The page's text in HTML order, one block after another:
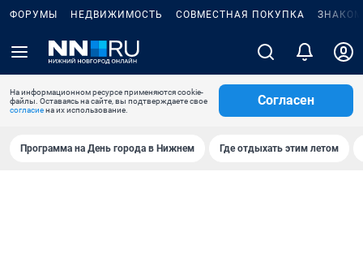
ФОРУМЫ НЕДВИЖИМОСТЬ СОВМЕСТНАЯ ПОКУПКА
На информационном ресурсе применяются cookie-
файлы. Оставаясь на сайте, вы подтверждаете свое
согласиена их использование.
Согласен
Программа на День города в Нижнем Где отдыхать этим летом